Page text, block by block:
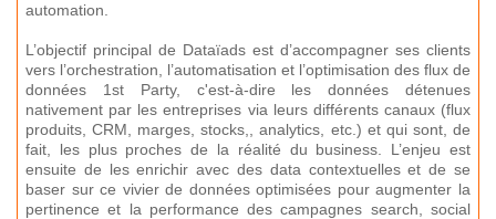
automation.
L’objectif principal de Dataïads est d’accompagner ses clients
vers l’orchestration, l’automatisation et l’optimisation des flux de
données 1st Party, c'est-à-dire les données détenues
nativement par les entreprises via leurs différents canaux (flux
produits, CRM, marges, stocks,, analytics, etc.) et qui sont, de
fait, les plus proches de la réalité du business. L’enjeu est
ensuite de les enrichir avec des data contextuelles et de se
baser sur ce vivier de données optimisées pour augmenter la
pertinence et la performance des campagnes search, social